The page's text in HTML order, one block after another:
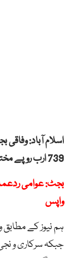
اسلام آباد:
739 ارب روپے مختص کیے گئے ہيں۔
بجٹ: عوامی
واپس